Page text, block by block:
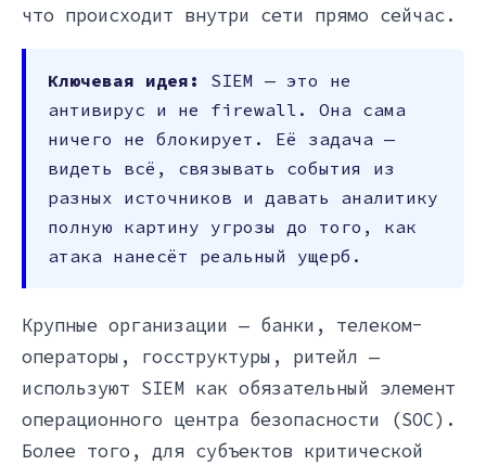
что происходит внутри сети прямо сейчас.
Ключевая идея:
SIEM — это не
антивирус и не firewall. Она сама
ничего не блокирует. Её задача —
видеть всё, связывать события из
разных источников и давать аналитику
полную картину угрозы до того, как
атака нанесёт реальный ущерб.
Крупные организации — банки, телеком-
операторы, госструктуры, ритейл —
используют SIEM как обязательный элемент
операционного центра безопасности (SOC).
Более того, для субъектов критической